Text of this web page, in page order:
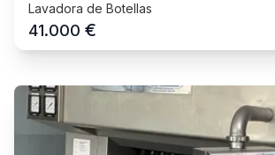
Lavadora de Botellas
41.000 €